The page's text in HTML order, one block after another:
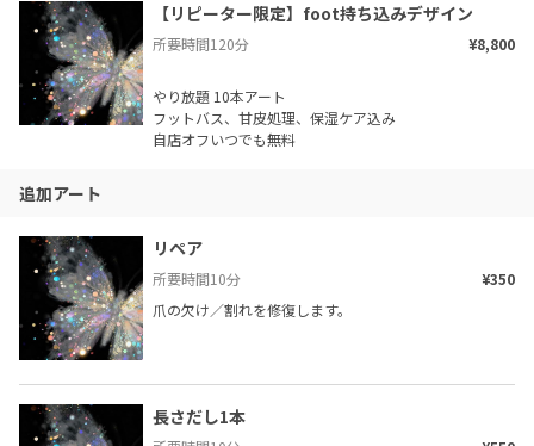
【リピーター限定】foot持ち込みデザイン
所要時間120分 ¥8,800
やり放題 10本アート
フットバス、甘皮処理、保湿ケア込み
自店オフいつでも無料
追加アート
リペア
所要時間10分
¥350
爪の欠け／割れを修復します。
長さだし1本